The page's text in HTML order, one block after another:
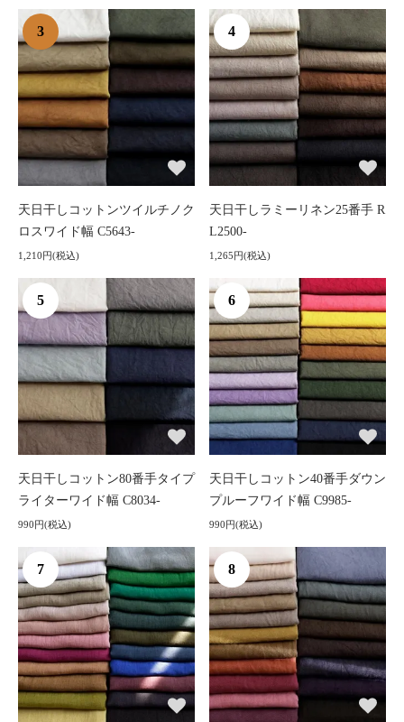
3
天日干しコットンツイルチノク
ロスワイド幅 C5643-
1,210円(税込)
4
天日干しラミーリネン25番手 R
L2500-
1,265円(税込)
5
天日干しコットン80番手タイプ
ライターワイド幅 C8034-
990円(税込)
6
天日干しコットン40番手ダウン
プルーフワイド幅 C9985-
990円(税込)
7 8